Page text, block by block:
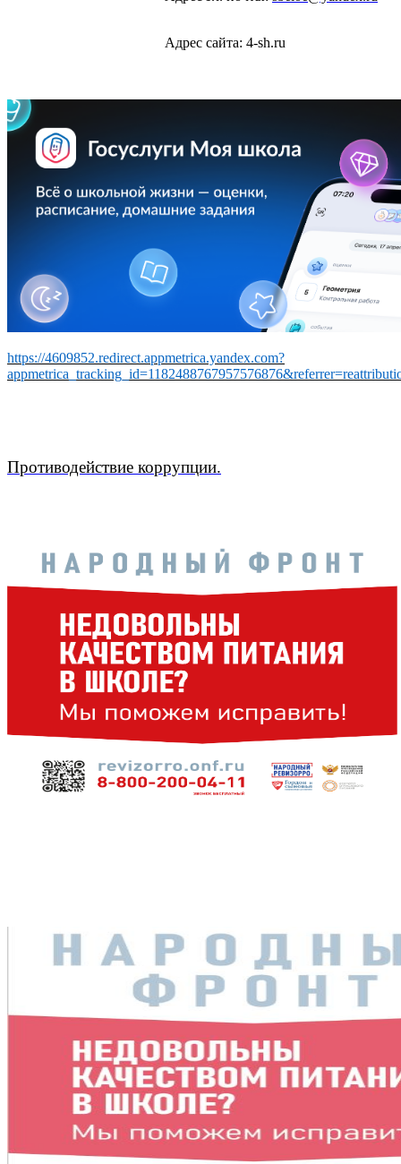
Адрес сайта: 4-sh.ru
https://4609852.redirect.appmetrica.yandex.com?
Противодействие коррупции.